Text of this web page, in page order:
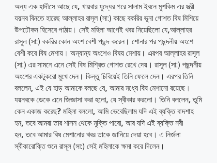
অন্য এক হাদীসে আছে যে, খায়বার যুদ্ধের পরে সালাম ইবনে মুশকিম এর স্ত্রী
যয়নব বিনতে হারেছ আল্লাহর রাসূল (সা:) কাছে বকরির ভূনা গোশত বিষ মিশিয়ে
উপঢৌকন হিসেবে পাঠায়। সেই মহিলা আগেই খবর নিয়েছিলো যে,আল্লাহর
রাসূল (সা:) বকরির কোন অংশ বেশী পছন্দ করেন। শোনার পর পছন্দনীয় অংশে
বেশী করে বিষ মেশায়। অন্যান্য অংশেও বিষয় মেশায়। এরপর আল্লাহর রাসূল
(সা:) এর সামনে এনে সেই বিষ মিশ্রিত গোশত রেখে দেয়। রাসূল (সা:) পছন্দনীয়
অংশের একটুকরো মুখে দেন। কিন্তু চিবিয়েই তিনি ফেলে দেন। এরপর তিনি
বললেন, এই যে হাড় আমাকে বলছে যে, আমার মধ্যে বিষ মেশানো রয়েছে।
যয়নবকে ডেকে এনে জিজ্ঞাসা করা হলো, যে স্বীকার করলো। তিনি বললেন,তুমি
কেন একাজ করেছ?মহিলা বললো, আমি ভেবেছিলাম যদি এই ব্যক্তি বাদশাহ
হন,তবে আমরা তার শাসন থেকে মুক্তি পাবো, আর যদি এই ব্যক্তি নবী
হন,তবে আমার বিষ মেশানোর খবর তাকে জানিয়ে দেয়া হবে। এ নির্জলা
স্বীকারোক্তি শুনে রাসূল (সা:) সেই মহিলাকে ক্ষমা করে দিলেন।